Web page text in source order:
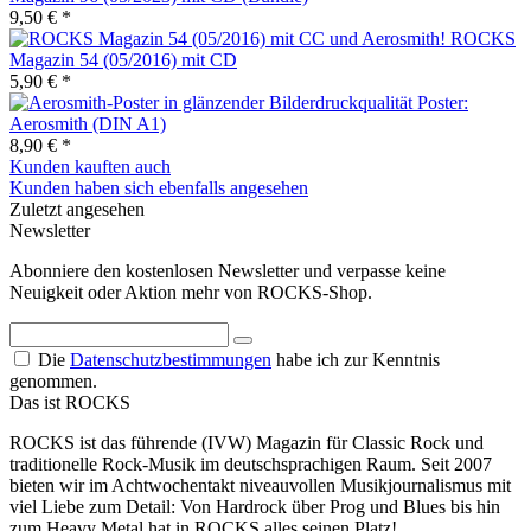
9,50 € *
ROCKS
Magazin 54 (05/2016) mit CD
5,90 € *
Poster:
Aerosmith (DIN A1)
8,90 € *
Kunden kauften auch
Kunden haben sich ebenfalls angesehen
Zuletzt angesehen
Newsletter
Abonniere den kostenlosen Newsletter und verpasse keine
Neuigkeit oder Aktion mehr von ROCKS-Shop.
Die Datenschutzbestimmungen habe ich zur Kenntnis
genommen.
Das ist ROCKS
ROCKS ist das führende (IVW) Magazin für Classic Rock und
traditionelle Rock-Musik im deutschsprachigen Raum. Seit 2007
bieten wir im Achtwochentakt niveauvollen Musikjournalismus mit
viel Liebe zum Detail: Von Hardrock über Prog und Blues bis hin